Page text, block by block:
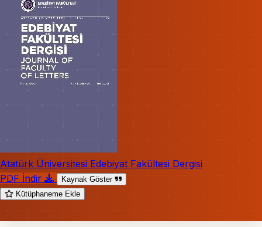
Atatürk Üniversitesi Edebiyat Fakültesi Dergisi
PDF İndir
Kaynak Göster
Kütüphaneme Ekle